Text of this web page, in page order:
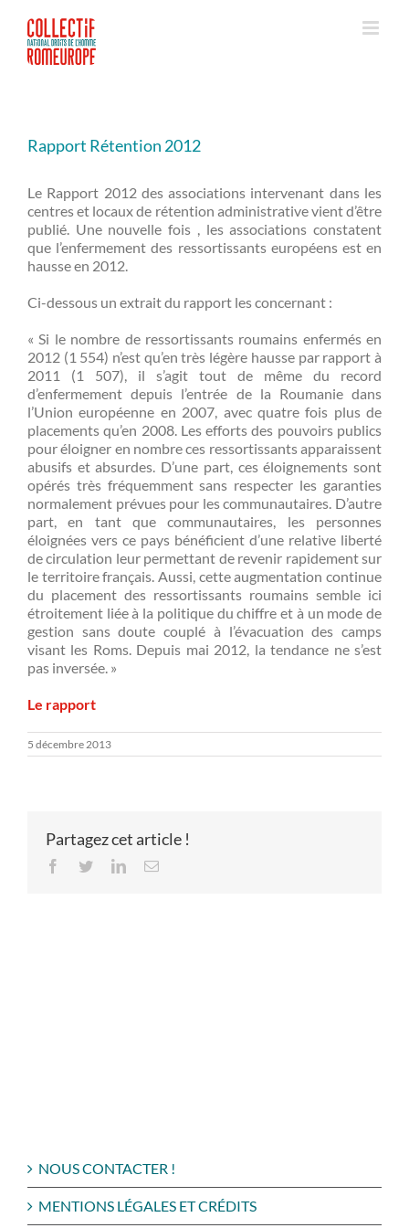
contenu
Rapport Rétention 2012
Le Rapport 2012 des associations intervenant dans les
centres et locaux de rétention administrative vient d’être
publié. Une nouvelle fois , les associations constatent
que l’enfermement des ressortissants européens est en
hausse en 2012.
Ci-dessous un extrait du rapport les concernant :
« Si le nombre de ressortissants roumains enfermés en
2012 (1 554) n’est qu’en très légère hausse par rapport à
2011 (1 507), il s’agit tout de même du record
d’enfermement depuis l’entrée de la Roumanie dans
l’Union européenne en 2007, avec quatre fois plus de
placements qu’en 2008. Les efforts des pouvoirs publics
pour éloigner en nombre ces ressortissants apparaissent
abusifs et absurdes. D’une part, ces éloignements sont
opérés très fréquemment sans respecter les garanties
normalement prévues pour les communautaires. D’autre
part, en tant que communautaires, les personnes
éloignées vers ce pays bénéficient d’une relative liberté
de circulation leur permettant de revenir rapidement sur
le territoire français. Aussi, cette augmentation continue
du placement des ressortissants roumains semble ici
étroitement liée à la politique du chiffre et à un mode de
gestion sans doute couplé à l’évacuation des camps
visant les Roms. Depuis mai 2012, la tendance ne s’est
pas inversée. »
Le rapport
5 décembre 2013
Partagez cet article !
Facebook
TwitterLinkedInEmail
NOUS CONTACTER !
MENTIONS LÉGALES ET CRÉDITS